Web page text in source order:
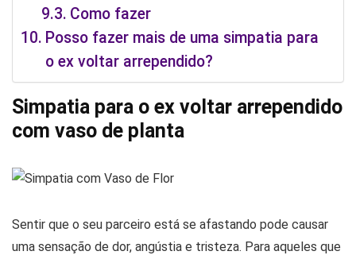
Como fazer
Posso fazer mais de uma simpatia para
o ex voltar arrependido?
Simpatia para o ex voltar arrependido
com vaso de planta
Sentir que o seu parceiro está se afastando pode causar
uma sensação de dor, angústia e tristeza. Para aqueles que